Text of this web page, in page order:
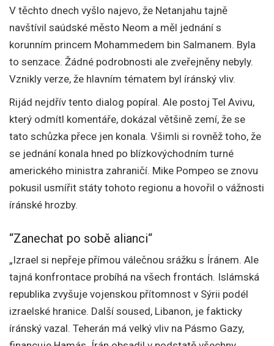
V těchto dnech vyšlo najevo, že Netanjahu tajně
navštívil saúdské město Neom a měl jednání s
korunním princem Mohammedem bin Salmanem. Byla
to senzace. Žádné podrobnosti ale zveřejněny nebyly.
Vznikly verze, že hlavním tématem byl íránský vliv.
Rijád nejdřív tento dialog popíral. Ale postoj Tel Avivu,
který odmítl komentáře, dokázal většině zemí, že se
tato schůzka přece jen konala. Všimli si rovněž toho, že
se jednání konala hned po blízkovýchodním turné
amerického ministra zahraničí. Mike Pompeo se znovu
pokusil usmířit státy tohoto regionu a hovořil o vážnosti
íránské hrozby.
“Zanechat po sobě alianci“
„Izrael si nepřeje přímou válečnou srážku s Íránem. Ale
tajná konfrontace probíhá na všech frontách. Islámská
republika zvyšuje vojenskou přítomnost v Sýrii podél
izraelské hranice. Další soused, Libanon, je fakticky
íránský vazal. Teherán má velký vliv na Pásmo Gazy,